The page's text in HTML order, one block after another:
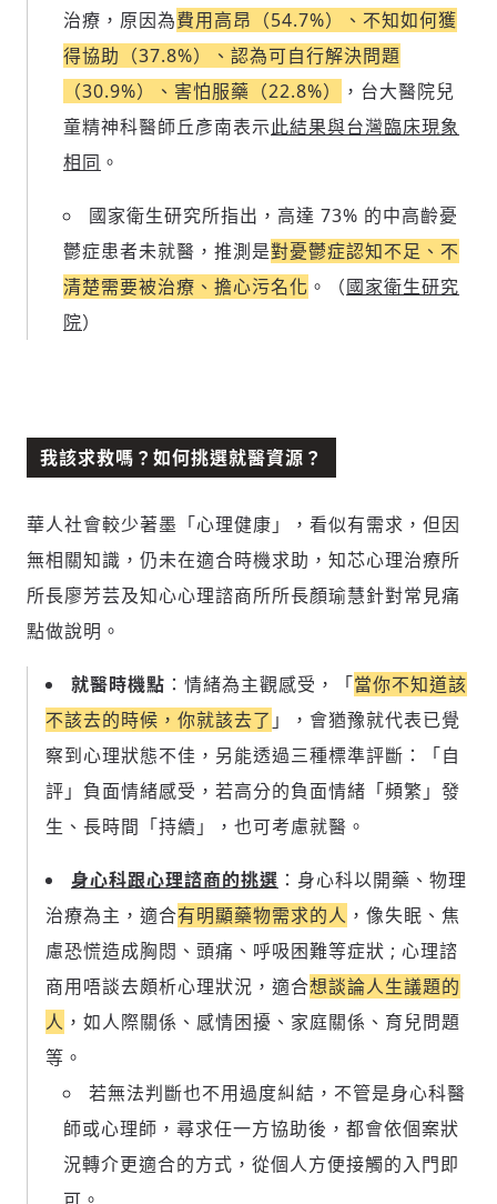
治療，原因為費用高昂（54.7%）、不知如何獲
得協助（37.8%）、認為可自行解決問題
（30.9%）、害怕服藥（22.8%）
，台大醫院兒
童精神科醫師丘彥南表示此結果與台灣臨床現象
相同 。
國家衛生研究所指出，高達 73% 的中高齡憂
鬱症患者未就醫，推測是對憂鬱症認知不足、不
清楚需要被治療、擔心污名化 。（國家衛生研究
院）
我該求救嗎？如何挑選就醫資源？
華人社會較少著墨「心理健康」，看似有需求，但因
無相關知識，仍未在適合時機求助，知芯心理治療所
所長廖芳芸及知心心理諮商所所長顏瑜慧針對常見痛
點做說明。
就醫時機點 ：情緒為主觀感受，「當你不知道該
不該去的時候，你就該去了 」，會猶豫就代表已覺
察到心理狀態不佳，另能透過三種標準評斷：「自
評」負面情緒感受，若高分的負面情緒「頻繁」發
生、長時間「持續」，也可考慮就醫。
身心科跟心理諮商的挑選 ：身心科以開藥、物理
治療為主，適合有明顯藥物需求的人 ，像失眠、焦
慮恐慌造成胸悶、頭痛、呼吸困難等症狀 ; 心理諮
商用唔談去頗析心理狀況，適合想談論人生議題的
人 ，如人際關係、感情困擾、家庭關係、育兒問題
等。
若無法判斷也不用過度糾結，不管是身心科醫
師或心理師，尋求任一方協助後，都會依個案狀
況轉介更適合的方式，從個人方便接觸的入門即